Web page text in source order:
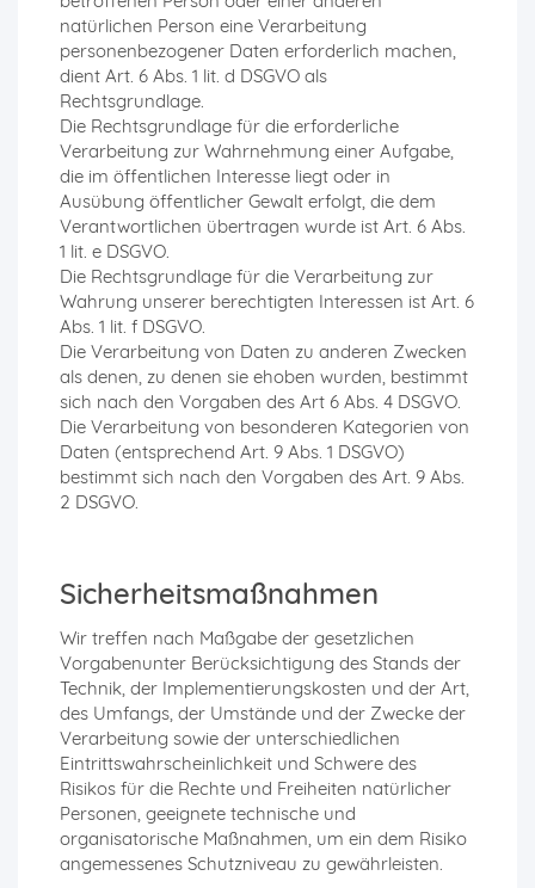
natürlichen Person eine Verarbeitung
personenbezogener Daten erforderlich machen,
dient Art. 6 Abs. 1 lit. d DSGVO als
Rechtsgrundlage.
Die Rechtsgrundlage für die erforderliche
Verarbeitung zur Wahrnehmung einer Aufgabe,
die im öffentlichen Interesse liegt oder in
Ausübung öffentlicher Gewalt erfolgt, die dem
Verantwortlichen übertragen wurde ist Art. 6 Abs.
1 lit. e DSGVO.
Die Rechtsgrundlage für die Verarbeitung zur
Wahrung unserer berechtigten Interessen ist Art. 6
Abs. 1 lit. f DSGVO.
Die Verarbeitung von Daten zu anderen Zwecken
als denen, zu denen sie ehoben wurden, bestimmt
sich nach den Vorgaben des Art 6 Abs. 4 DSGVO.
Die Verarbeitung von besonderen Kategorien von
Daten (entsprechend Art. 9 Abs. 1 DSGVO)
bestimmt sich nach den Vorgaben des Art. 9 Abs.
2 DSGVO.
Sicherheitsmaßnahmen
Wir treffen nach Maßgabe der gesetzlichen
Vorgabenunter Berücksichtigung des Stands der
Technik, der Implementierungskosten und der Art,
des Umfangs, der Umstände und der Zwecke der
Verarbeitung sowie der unterschiedlichen
Eintrittswahrscheinlichkeit und Schwere des
Risikos für die Rechte und Freiheiten natürlicher
Personen, geeignete technische und
organisatorische Maßnahmen, um ein dem Risiko
angemessenes Schutzniveau zu gewährleisten.